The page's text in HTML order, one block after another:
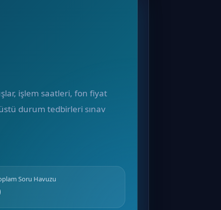
işlem saatleri, fon fiyat
durum tedbirleri sınav
Soru Havuzu